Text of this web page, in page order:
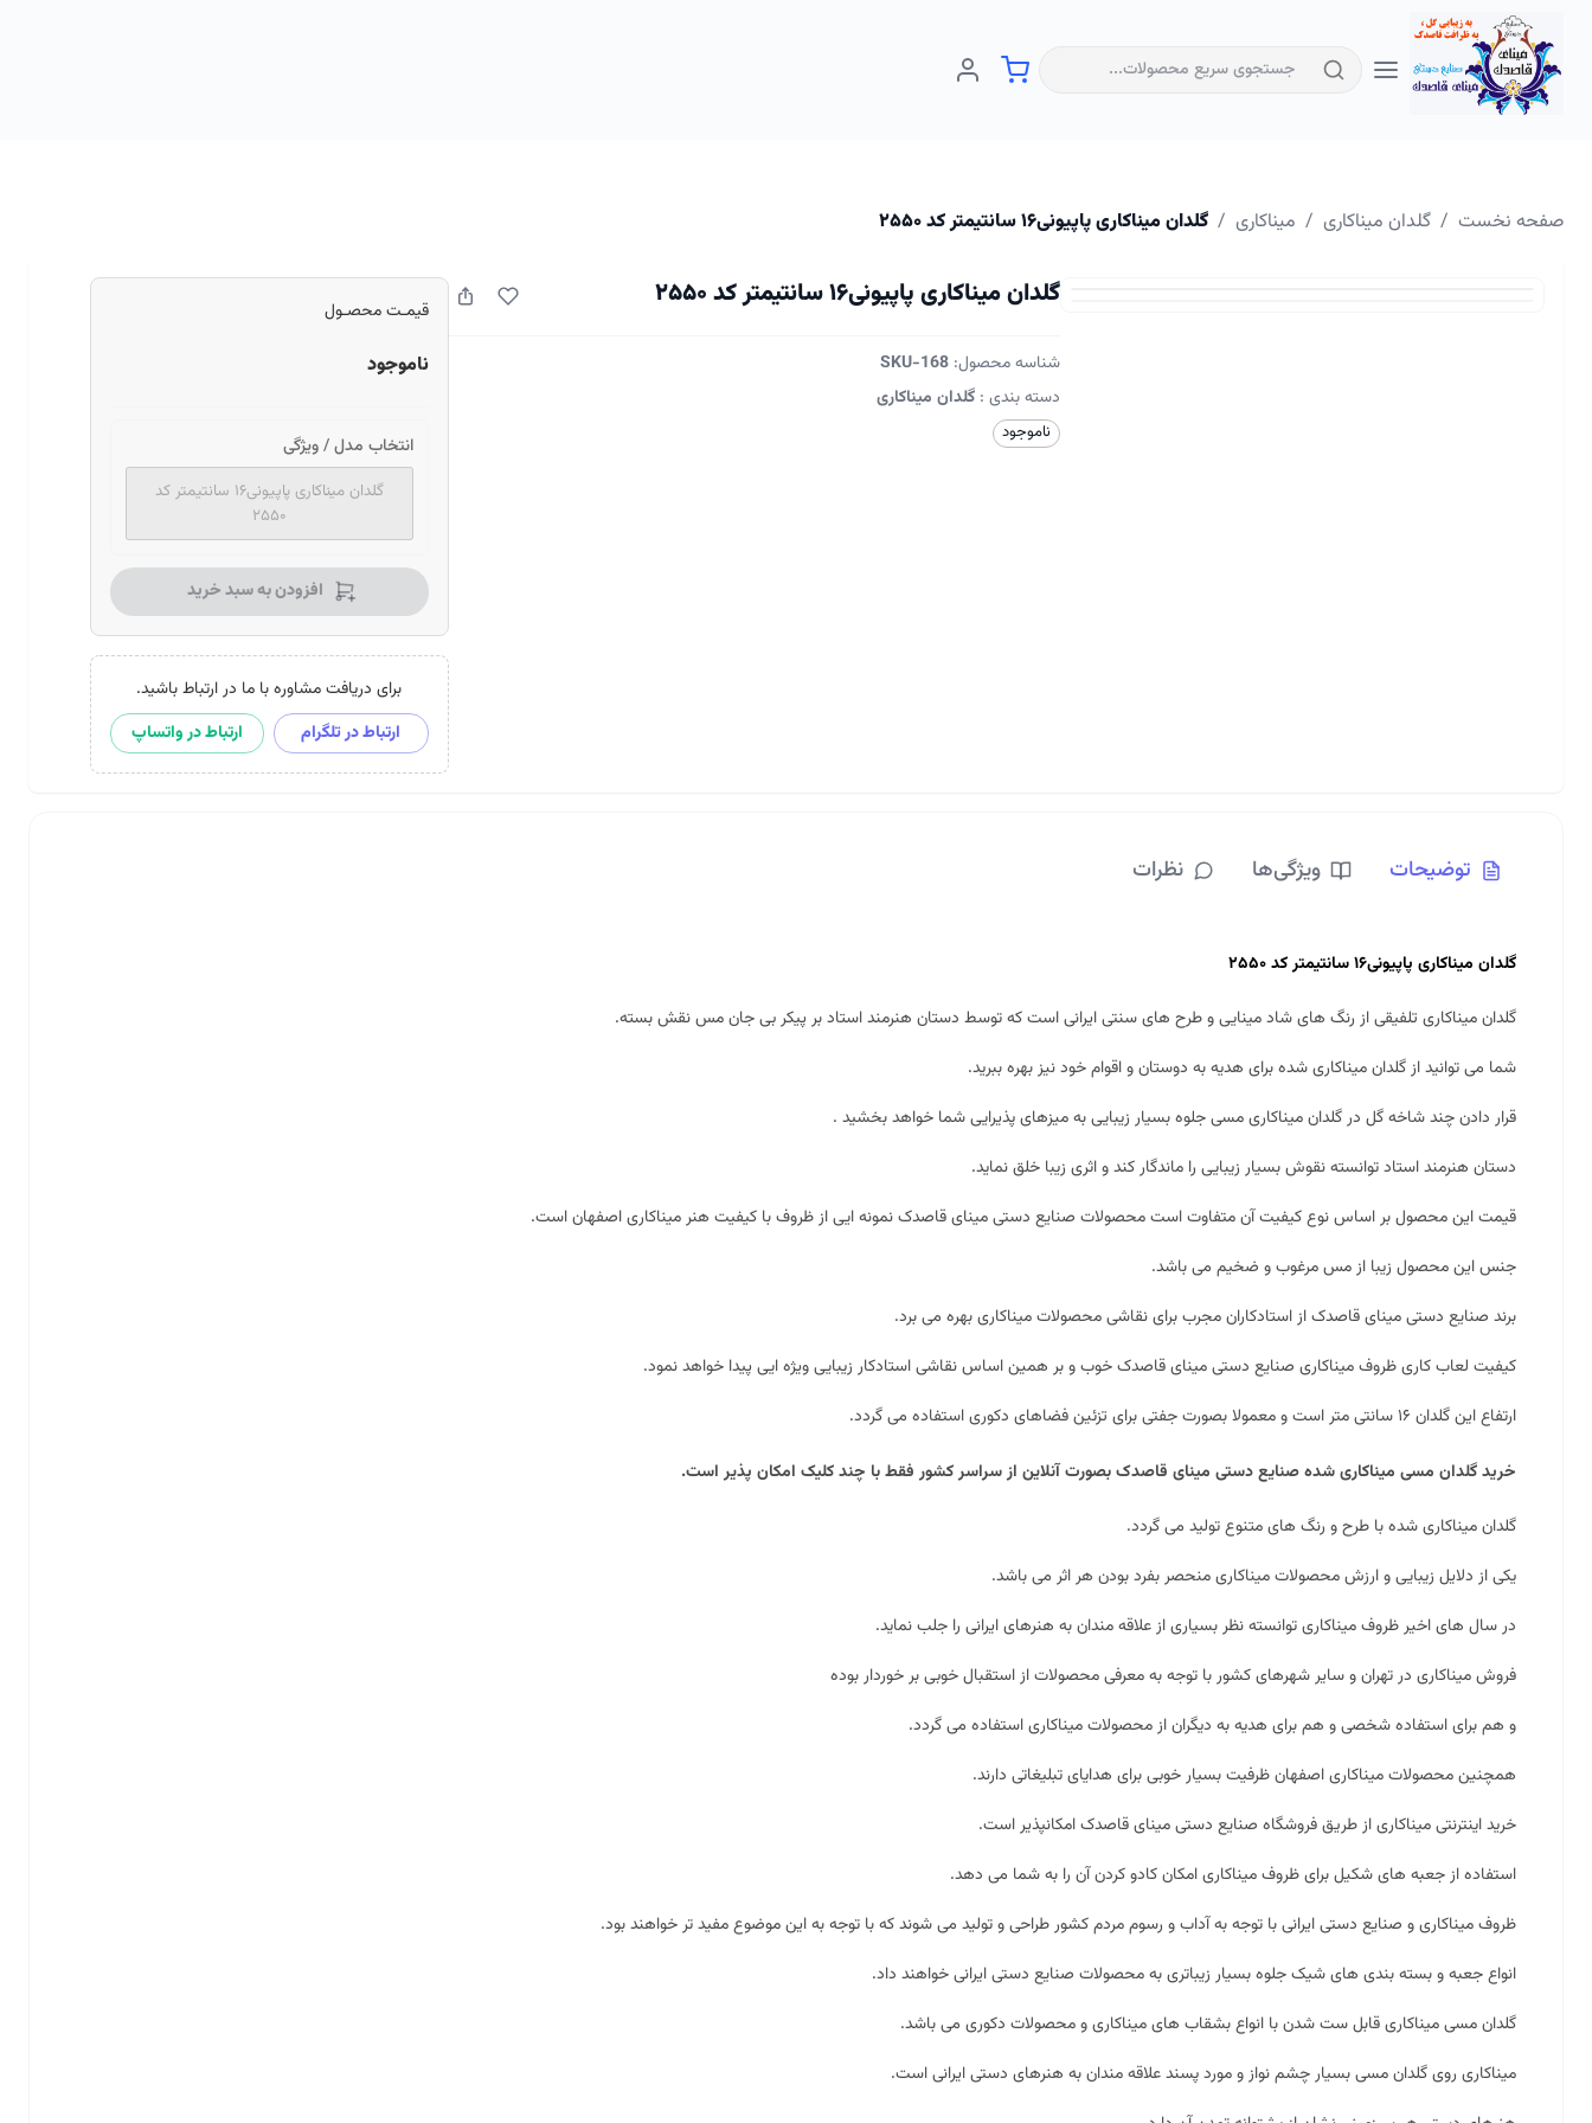
صفحه نخست / گلدان میناکاری / میناکاری / گلدان میناکاری پاپیونی۱۶ سانتیمتر کد ۲۵۵۰
گلدان میناکاری پاپیونی۱۶ سانتیمتر کد ۲۵۵۰
شناسه محصول:SKU-168
دسته بندی :گلدان میناکاری
ناموجود
قیمـت محصـول
ناموجود
انتخاب مدل / ویژگی
گلدان میناکاری پاپیونی۱۶ سانتیمتر کد
۲۵۵۰
افزودن به سبد خرید
برای دریافت مشاوره با ما در ارتباط باشید.
ارتباط در تلگرام
ارتباط در واتساپ
توضیحات ویژگی‌ها نظرات
گلدان میناکاری پاپیونی۱۶ سانتیمتر کد ۲۵۵۰
گلدانمیناکاری تلفیقی از رنگ های شاد مینایی و طرح های سنتی ایرانی است که توسط دستان هنرمند استاد بر پیکر بی جان مس نقش بسته.
شما می توانید از گلدان میناکاری شده برای هدیه به دوستان و اقوام خود نیز بهره ببرید.
قرار دادن چند شاخه گل در گلدانمیناکاریمسی جلوه بسیار زیبایی به میزهای پذیرایی شما خواهد بخشید .
دستان هنرمند استاد توانسته نقوش بسیار زیبایی را ماندگار کند و اثری زیبا خلق نماید.
قیمت این محصول بر اساس نوع کیفیت آن متفاوت است محصولات صنایع دستی مینای قاصدک نمونه ایی از ظروف با کیفیت هنر میناکاری اصفهان است.
جنس این محصول زیبا از مس مرغوب و ضخیم می باشد.
برند صنایع دستی مینای قاصدک از استادکاران مجرب برای نقاشی محصولات میناکاری بهره می برد.
کیفیت لعاب کاری ظروف میناکاری صنایع دستیمینای قاصدکخوب و بر همین اساس نقاشی استادکار زیبایی ویژه ایی پیدا خواهد نمود.
ارتفاع این گلدان ۱۶ سانتی متر است و معمولا بصورت جفتی برای تزئین فضاهای دکوری استفاده می گردد.
خرید گلدان مسی میناکاری شده صنایع دستی مینای قاصدک بصورت آنلاین از سراسر کشور فقط با چند کلیک امکان پذیر است.
گلدان میناکاری شده با طرح و رنگ های متنوع تولید می گردد.
یکی از دلایل زیبایی و ارزش محصولات میناکاری منحصر بفرد بودن هر اثر می باشد.
در سال های اخیر ظروف میناکاری توانسته نظر بسیاری از علاقه مندان به هنرهای ایرانی را جلب نماید.
فروش میناکاری در تهران و سایر شهرهای کشور با توجه به معرفی محصولات از استقبال خوبی بر خوردار بوده
و هم برای استفاده شخصی و هم برای هدیه به دیگران از محصولات میناکاری استفاده می گردد.
همچنین محصولات میناکاری اصفهان ظرفیت بسیار خوبی برای هدایای تبلیغاتی دارند.
خرید اینترنتی میناکاری از طریق فروشگاه صنایع دستی مینای قاصدک امکانپذیر است.
استفاده از جعبه های شکیل برای ظروف میناکاری امکان کادو کردن آن را به شما می دهد.
ظروف میناکاری و صنایع دستی ایرانی با توجه به آداب و رسوم مردم کشور طراحی و تولید می شوند که با توجه به این موضوع مفید تر خواهند بود.
انواع جعبه و بسته بندی های شیک جلوه بسیار زیباتری به محصولات صنایع دستی ایرانی خواهند داد.
گلدان مسی میناکاری قابل ست شدن با انواع بشقاب های میناکاری و محصولات دکوری می باشد.
میناکاری روی گلدان مسی بسیار چشم نواز و مورد پسند علاقه مندان به هنرهای دستی ایرانی است.